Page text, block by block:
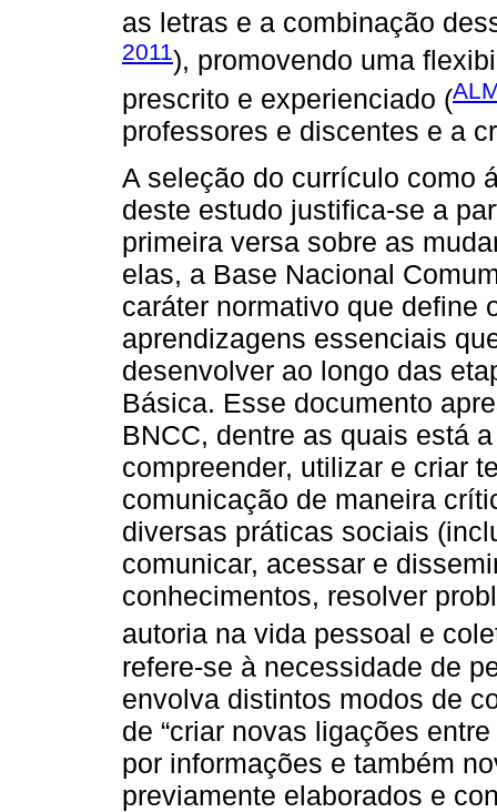
as letras e a combinação
2011), promovendo uma
prescrito e experienciado (
professores e discentes e a
A seleção do currículo como
deste estudo justifica-se a
primeira versa sobre as
elas, a Base Nacional
caráter normativo que define
aprendizagens essenciais
desenvolver ao longo das
Básica. Esse documento
BNCC, dentre as quais está
compreender, utilizar e criar
comunicação de maneira
diversas práticas sociais
comunicar, acessar e
conhecimentos, resolver
autoria na vida pessoal e
refere-se à necessidade de
envolva distintos modos de
de “criar novas ligações
por informações e também
previamente elaborados e